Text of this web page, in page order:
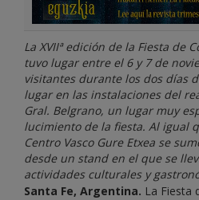
La XVIIª edición de la Fiesta de
tuvo lugar entre el 6 y 7 de
visitantes durante los dos días
lugar en las instalaciones del
Gral. Belgrano, un lugar muy
lucimiento de la fiesta. Al igual
Centro Vasco Gure Etxea se
desde un stand en el que se
actividades culturales y
Santa Fe, Argentina. La Fiesta